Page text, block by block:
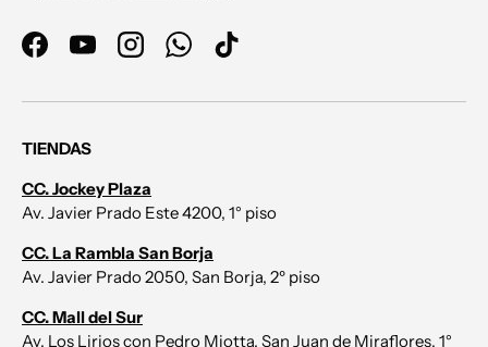
FacebookYouTubeInstagramWhatsApp
TikTok
TIENDAS
CC. Jockey Plaza
Av. Javier Prado Este 4200, 1° piso
CC. La Rambla San Borja
Av. Javier Prado 2050, San Borja, 2º piso
CC. Mall del Sur
Av. Los Lirios con Pedro Miotta, San Juan de Miraflores, 1°